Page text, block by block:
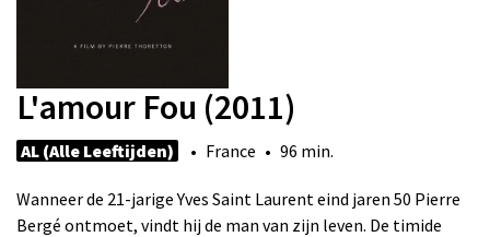
L'amour Fou (2011)
AL (Alle Leeftijden) • France • 96 min.
Wanneer de 21-jarige Yves Saint Laurent eind jaren 50 Pierre
Bergé ontmoet, vindt hij de man van zijn leven. De timide